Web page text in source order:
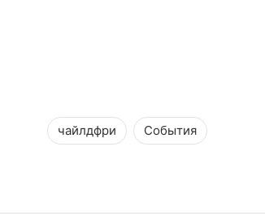
чайлдфри События